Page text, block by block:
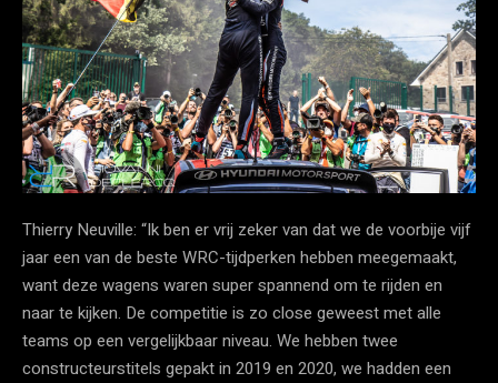
Thierry Neuville: “Ik ben er vrij zeker van dat we de voorbije vijf
jaar een van de beste WRC-tijdperken hebben meegemaakt,
want deze wagens waren super spannend om te rijden en
naar te kijken. De competitie is zo close geweest met alle
teams op een vergelijkbaar niveau. We hebben twee
constructeurstitels gepakt in 2019 en 2020, we hadden een